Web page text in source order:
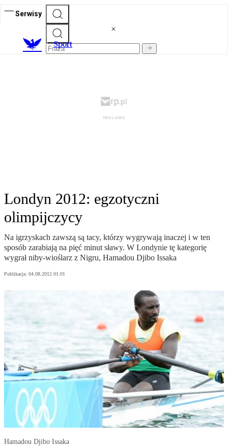
Serwisy
Sport
Londyn 2012: egzotyczni
olimpijczycy
Na igrzyskach zawszą są tacy, którzy wygrywają inaczej i w ten
sposób zarabiają na pięć minut sławy. W Londynie tę kategorię
wygrał niby-wioślarz z Nigru, Hamadou Djibo Issaka
Publikacja: 04.08.2012 01:01
Hamadou Djibo Issaka